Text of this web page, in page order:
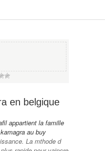
en belgique
appartient la famille
kamagra au buy
La mthode d